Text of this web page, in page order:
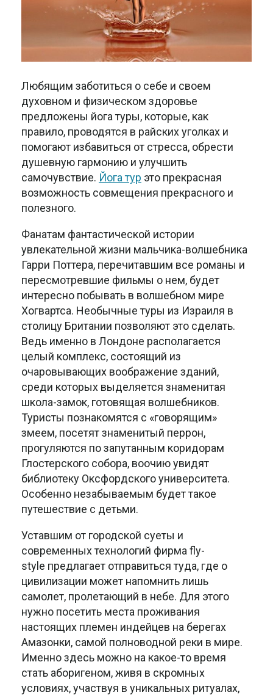
Любящим заботиться о себе и своем
духовном и физическом здоровье
предложены йога туры, которые, как
правило, проводятся в райских уголках и
помогают избавиться от стресса, обрести
душевную гармонию и улучшить
самочувствие. Йога тур это прекрасная
возможность совмещения прекрасного и
полезного.
Фанатам фантастической истории
увлекательной жизни мальчика-волшебника
Гарри Поттера, перечитавшим все романы и
пересмотревшие фильмы о нем, будет
интересно побывать в волшебном мире
Хогвартса. Необычные туры из Израиля в
столицу Британии позволяют это сделать.
Ведь именно в Лондоне располагается
целый комплекс, состоящий из
очаровывающих воображение зданий,
среди которых выделяется знаменитая
школа-замок, готовящая волшебников.
Туристы познакомятся с «говорящим»
змеем, посетят знаменитый перрон,
прогуляются по запутанным коридорам
Глостерского собора, воочию увидят
библиотеку Оксфордского университета.
Особенно незабываемым будет такое
путешествие с детьми.
Уставшим от городской суеты и
современных технологий фирма fly-
style предлагает отправиться туда, где о
цивилизации может напомнить лишь
самолет, пролетающий в небе. Для этого
нужно посетить места проживания
настоящих племен индейцев на берегах
Амазонки, самой полноводной реки в мире.
Именно здесь можно на какое-то время
стать аборигеном, живя в скромных
условиях, участвуя в уникальных ритуалах,